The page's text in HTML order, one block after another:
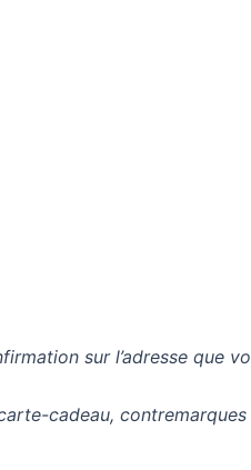
sur l’adresse que
cadeau,